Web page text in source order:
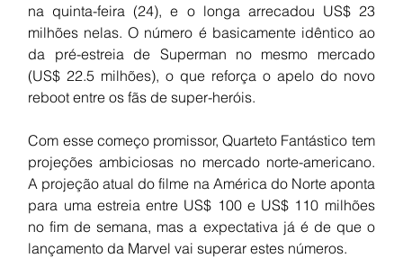
na quinta-feira (24), e o longa arrecadou US$ 23
milhões nelas. O número é basicamente idêntico ao
da pré-estreia de Superman no mesmo mercado
(US$ 22.5 milhões), o que reforça o apelo do novo
reboot entre os fãs de super-heróis.
Com esse começo promissor, Quarteto Fantástico tem
projeções ambiciosas no mercado norte-americano.
A projeção atual do filme na América do Norte aponta
para uma estreia entre US$ 100 e US$ 110 milhões
no fim de semana, mas a expectativa já é de que o
lançamento da Marvel vai superar estes números.